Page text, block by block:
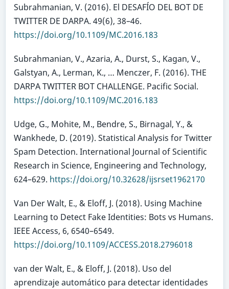
Subrahmanian, V. (2016). El DESAFÍO DEL BOT DE
TWITTER DE DARPA. 49(6), 38–46.
https://doi.org/10.1109/MC.2016.183
Subrahmanian, V., Azaria, A., Durst, S., Kagan, V.,
Galstyan, A., Lerman, K., … Menczer, F. (2016). THE
DARPA TWITTER BOT CHALLENGE. Pacific Social.
https://doi.org/10.1109/MC.2016.183
Udge, G., Mohite, M., Bendre, S., Birnagal, Y., &
Wankhede, D. (2019). Statistical Analysis for Twitter
Spam Detection. International Journal of Scientific
Research in Science, Engineering and Technology,
624–629. https://doi.org/10.32628/ijsrset1962170
Van Der Walt, E., & Eloff, J. (2018). Using Machine
Learning to Detect Fake Identities: Bots vs Humans.
IEEE Access, 6, 6540–6549.
https://doi.org/10.1109/ACCESS.2018.2796018
van der Walt, E., & Eloff, J. (2018). Uso del
aprendizaje automático para detectar identidades